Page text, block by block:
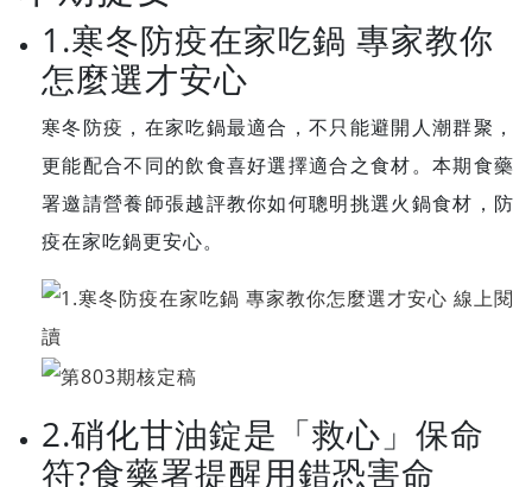
1.寒冬防疫在家吃鍋 專家教你
怎麼選才安心
寒冬防疫，在家吃鍋最適合，不只能避開人潮群聚，
更能配合不同的飲食喜好選擇適合之食材。本期食藥
署邀請營養師張越評教你如何聰明挑選火鍋食材，防
疫在家吃鍋更安心。
2.硝化甘油錠是「救心」保命
符?食藥署提醒用錯恐害命